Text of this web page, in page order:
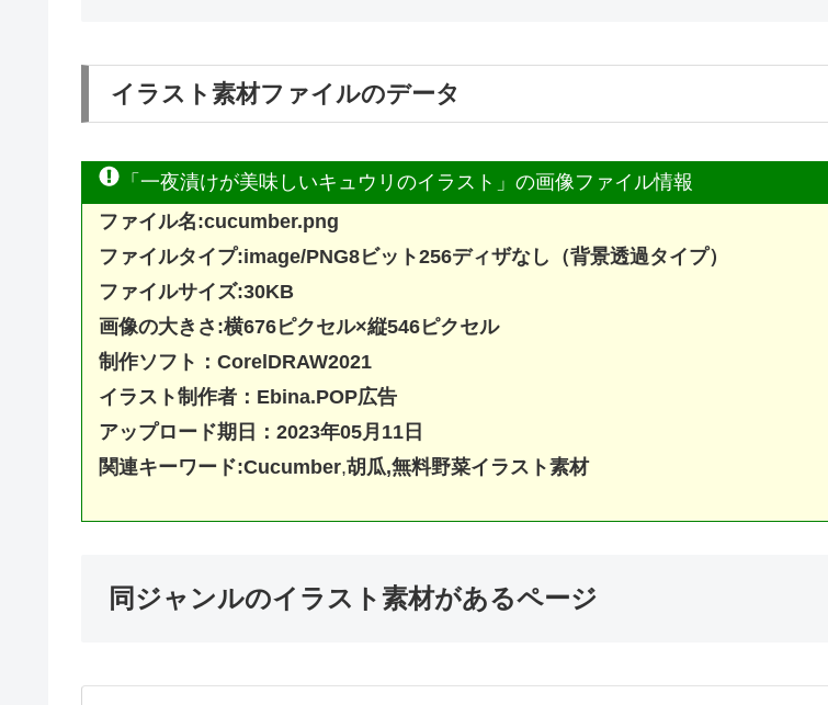
イラスト素材ファイルのデータ
「一夜漬けが美味しいキュウリのイラスト」の画像ファイル情報
ファイル名:cucumber.png
ファイルタイプ:image/PNG8ビット256ディザなし（背景透過タイプ）
ファイルサイズ:30KB
画像の大きさ:横676ピクセル×縦546ピクセル
制作ソフト： CorelDRAW2021
イラスト制作者：Ebina.POP広告
アップロード期日：2023年05月11日
関連キーワード:Cucumber,胡瓜,無料野菜イラスト素材
同ジャンルのイラスト素材があるページ